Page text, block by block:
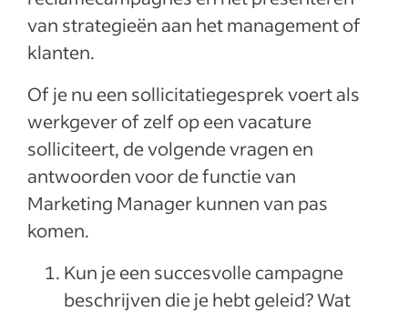
van strategieën aan het management of
klanten.
Of je nu een sollicitatiegesprek voert als
werkgever of zelf op een vacature
solliciteert, de volgende vragen en
antwoorden voor de functie van
Marketing Manager kunnen van pas
komen.
Kun je een succesvolle campagne
beschrijven die je hebt geleid? Wat